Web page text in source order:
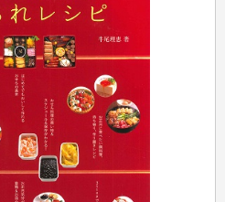
レステージ